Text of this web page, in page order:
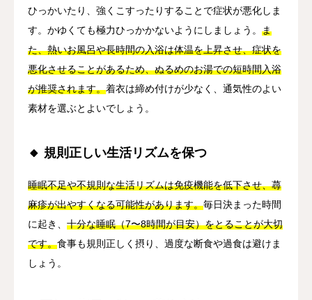
ひっかいたり、強くこすったりすることで症状が悪化しま
す。かゆくても極力ひっかかないようにしましょう。 ま
た、熱いお風呂や長時間の入浴は体温を上昇させ、症状を
悪化させることがあるため、ぬるめのお湯での短時間入浴
が推奨されます。着衣は締め付けが少なく、通気性のよい
素材を選ぶとよいでしょう。
🔸 規則正しい生活リズムを保つ
睡眠不足や不規則な生活リズムは免疫機能を低下させ、蕁
麻疹が出やすくなる可能性があります。毎日決まった時間
に起き、 十分な睡眠（7〜8時間が目安）をとることが大切
です。食事も規則正しく摂り、過度な断食や過食は避けま
しょう。